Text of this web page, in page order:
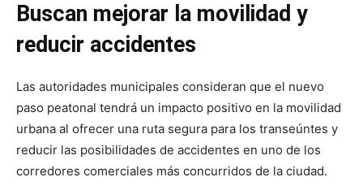
Buscan mejorar la movilidad y
reducir accidentes
Las autoridades municipales consideran que el nuevo
paso peatonal tendrá un impacto positivo en la movilidad
urbana al ofrecer una ruta segura para los transeúntes y
reducir las posibilidades de accidentes en uno de los
corredores comerciales más concurridos de la ciudad.